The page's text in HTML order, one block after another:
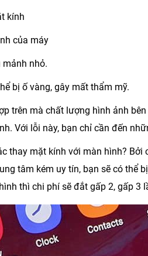
kính
của máy
nhỏ.
bị ố vàng, gây mất thẩm mỹ.
trên mà chất lượng hình ảnh
Với lỗi này, bạn chỉ cần đến
thay mặt kính với màn hình?
tâm kém uy tín, bạn sẽ có thể
thì chi phí sẽ đắt gấp 2, gấp 3